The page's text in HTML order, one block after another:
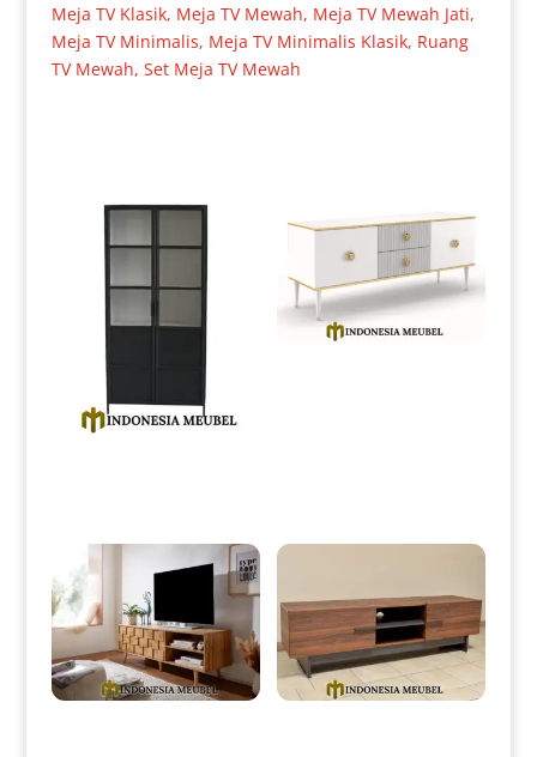
Meja TV Klasik, Meja TV Mewah, Meja TV Mewah Jati,
Meja TV Minimalis, Meja TV Minimalis Klasik, Ruang
TV Mewah, Set Meja TV Mewah